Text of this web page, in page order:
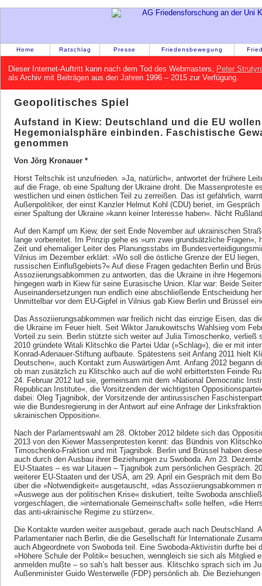
Home Ratschlag Presse Friedensbewegung
Dieser Internet-Auftritt kann nach dem Tod des Webmasters, Peter
als Archiv mit Beiträgen aus den Jahren 1996 – 2015 zur Verfügung.
Geopolitisches Spiel
Aufstand in Kiew: Deutschland und die EU
Hegemonialsphäre einbinden. Faschistische
genommen
Von Jörg Kronauer *
Horst Teltschik ist unzufrieden. »Ja, natürlich«, antwortet der frühere
auf die Frage, ob eine Spaltung der Ukraine droht. Die Massenproteste
westlichen und einen östlichen Teil zu zerreißen. Das ist gefährlich,
Außenpolitiker, der einst Kanzler Helmut Kohl (CDU) beriet, im
einer Spaltung der Ukraine »kann keiner Interesse haben«. Nicht
Auf den Kampf um Kiew, der seit Ende November auf ukrainischen
lange vorbereitet. Im Prinzip gehe es »um zwei grundsätzliche Fragen«,
Zeit und ehemaliger Leiter des Planungsstabs im
Vilnius im Dezember erklärt: »Wo soll die östliche Grenze der EU
russischen Einflußgebiets?« Auf diese Fragen gedachten Berlin und
Assoziierungsabkommen zu antworten, das die Ukraine in ihre
hingegen warb in Kiew für seine Eurasische Union. Klar war: Beide
Auseinandersetzungen nun endlich eine abschließende Entscheidung
Unmittelbar vor dem EU-Gipfel in Vilnius gab Kiew Berlin und Brüssel
Das Assoziierungsabkommen war freilich nicht das einzige Eisen, das
die Ukraine im Feuer hielt. Seit Wiktor Janukowitschs Wahlsieg vom
Vorteil zu sein. Berlin stützte sich weiter auf Julia Timoschenko, verließ
2010 gründete Witali Klitschko die Partei Udar (»Schlag«), die er mit
Konrad-Adenauer-Stiftung aufbaute. Spätestens seit Anfang 2011 hielt
Deutschen«, auch Kontakt zum Auswärtigen Amt. Anfang 2012 begann
ob man zusätzlich zu Klitschko auch auf die wohl erbittertsten Feinde
24. Februar 2012 lud sie, gemeinsam mit dem »National Democratic
Republican Institute«, die Vorsitzenden der wichtigsten
dabei: Oleg Tjagnibok, der Vorsitzende der antirussischen
wie die Bundesregierung in der Antwort auf eine Anfrage der
ukrainischen Opposition«.
Nach der Parlamentswahl am 28. Oktober 2012 bildete sich das
2013 von den Kiewer Massenprotesten kennt: das Bündnis von
Timoschenko-Fraktion und mit Tjagnibok. Berlin und Brüssel haben
auch durch den Ausbau ihrer Beziehungen zu Swoboda. Am 23.
EU-Staates – es war Litauen – Tjagnibok zum persönlichen Gespräch.
weiterer EU-Staaten und der USA, am 29. April ein Gespräch mit dem
über die »Notwendigkeit« ausgetauscht, »das Assoziierungsabkommen
»Auswege aus der politischen Krise« diskutiert, teilte Swoboda
vorgeschlagen, die »internationale Gemeinschaft« solle helfen, »die
das anti-ukrainische Regime zu stürzen«.
Die Kontakte wurden weiter ausgebaut, gerade auch nach Deutschland.
Parlamentarier nach Berlin, die die Gesellschaft für Internationale
auch Abgeordnete von Swoboda teil. Eine Swoboda-Aktivistin durfte bei
»Höhere Schule der Politik« besuchen, wenngleich sie sich als Mitglied
anmelden mußte – so sah’s halt besser aus. Klitschko sprach sich im
Außenminister Guido Westerwelle (FDP) persönlich ab. Die